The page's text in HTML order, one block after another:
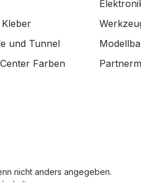
und Tunnel
Farben
nicht anders angegeben.